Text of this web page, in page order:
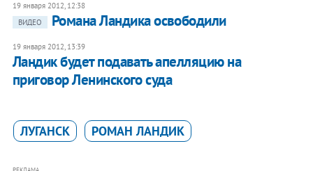
19 января 2012, 12:38
ВИДЕО
Романа Ландика освободили
19 января 2012, 13:39
Ландик будет подавать апелляцию на
приговор Ленинского суда
ЛУГАНСК РОМАН ЛАНДИК